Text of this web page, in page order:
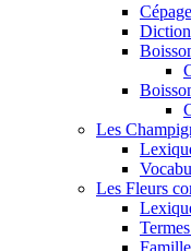
Les
Les Fleurs